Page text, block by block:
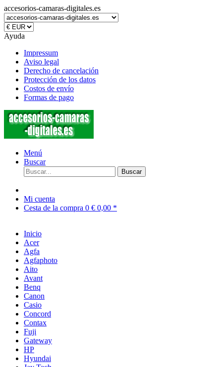
accesorios-camaras-digitales.es
Ayuda
Impressum
Aviso legal
Derecho de cancelación
Protección de los datos
Costos de envío
Formas de pago
Menú
Buscar
Buscar
Mi cuenta
Cesta de la compra 0 € 0,00 *
Inicio
Acer
Agfa
Agfaphoto
Aito
Avant
Benq
Canon
Casio
Concord
Contax
Fuji
Gateway
HP
Hyundai